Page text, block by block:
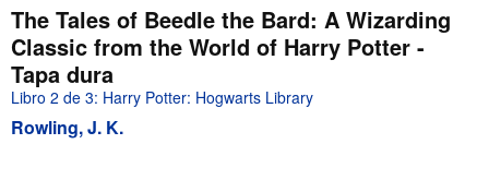
Consultar mis pedidos
Búsqueda avanzada
Colecciones
Libros antiguos
The Tales of Beedle the Bard: A Wizarding
Classic from the World of Harry Potter -
Tapa dura
Libro 2 de 3: Harry Potter: Hogwarts Library
Rowling, J. K.